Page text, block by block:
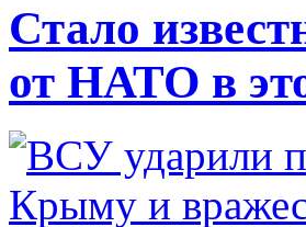
Стало
от НАТО в